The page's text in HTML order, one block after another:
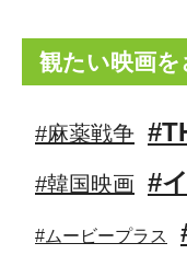
観たい映画を
#麻薬戦争
#韓国映画 #
#ムービープラス